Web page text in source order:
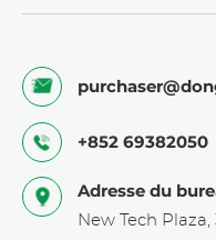
+852 69382050
Adresse du
New Tech